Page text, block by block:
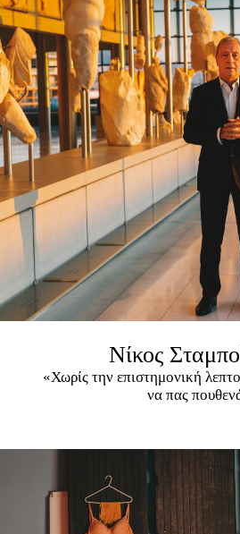
Νίκος
«Χωρίς την επιστημονική
να πας